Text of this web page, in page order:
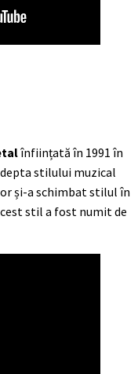
înființată în 1991 în
stilului muzical
și-a schimbat stilul în
stil a fost numit de